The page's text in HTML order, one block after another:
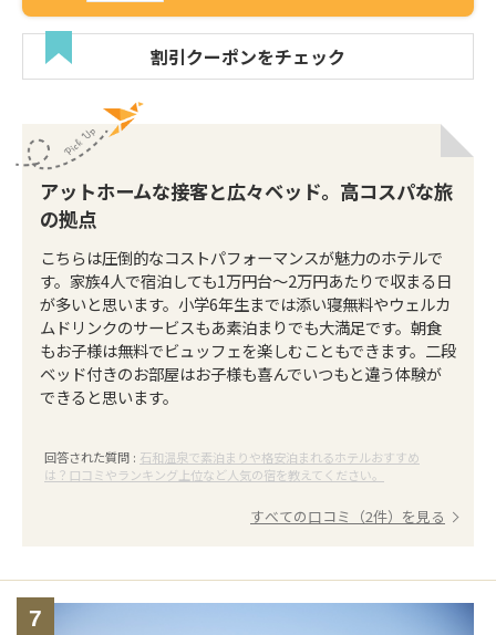
割引クーポンをチェック
アットホームな接客と広々ベッド。高コスパな旅
の拠点
こちらは圧倒的なコストパフォーマンスが魅力のホテルで
す。家族4人で宿泊しても1万円台～2万円あたりで収まる日
が多いと思います。小学6年生までは添い寝無料やウェルカ
ムドリンクのサービスもあ素泊まりでも大満足です。朝食
もお子様は無料でビュッフェを楽しむこともできます。二段
ベッド付きのお部屋はお子様も喜んでいつもと違う体験が
できると思います。
回答された質問 : 石和温泉で素泊まりや格安泊まれるホテルおすすめ
は？口コミやランキング上位など人気の宿を教えてください。
すべての口コミ（2件）を見る
7